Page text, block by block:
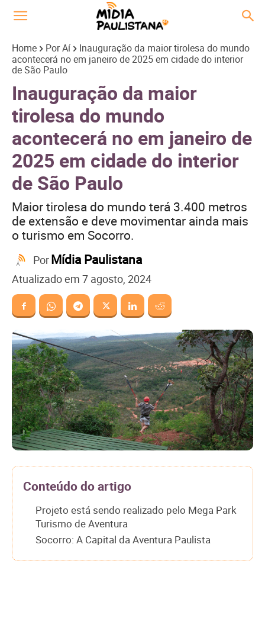
Home Por Aí
Inauguração da maior tirolesa do mundo
acontecerá no em janeiro de 2025 em cidade do interior
de São Paulo
Inauguração da maior
tirolesa do mundo
acontecerá no em janeiro de
2025 em cidade do interior
de São Paulo
Maior tirolesa do mundo terá 3.400 metros
de extensão e deve movimentar ainda mais
o turismo em Socorro.
PorMídia Paulistana
Atualizado em 7 agosto, 2024
Conteúdo do artigo
Projeto está sendo realizado pelo Mega Park
Turismo de Aventura
Socorro: A Capital da Aventura Paulista